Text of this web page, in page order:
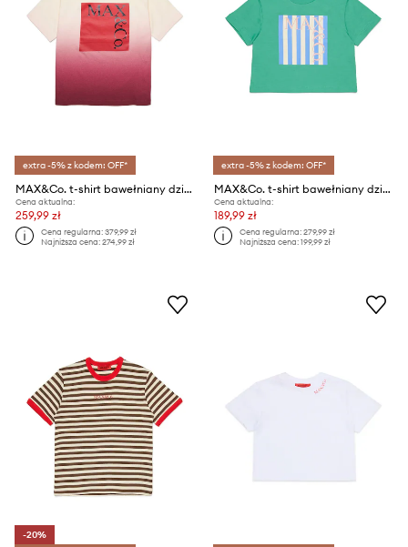
extra -5% z kodem: OFF*
MAX&Co. t-shirt bawełniany dziecięcy MAXT38F T-SHIRT
Cena aktualna:
259,99 zł
Cena regularna:379,99 zł
Najniższa cena:274,99 zł
extra -5% z kodem: OFF*
MAX&Co. t-shirt bawełniany dziecięcy MAXT31F T-SHIRT
Cena aktualna:
189,99 zł
Cena regularna:279,99 zł
Najniższa cena:199,99 zł
-20%